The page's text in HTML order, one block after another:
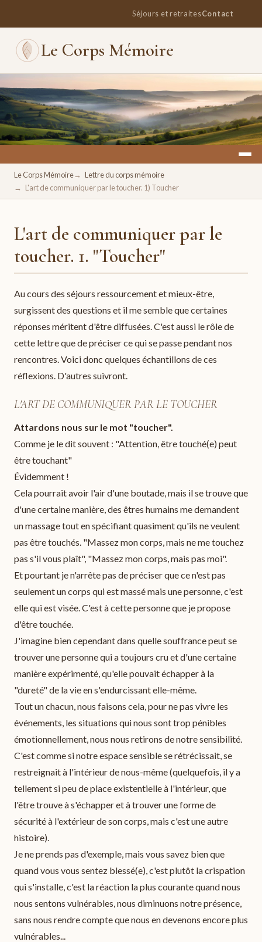
Séjours et retraitesContact
Le Corps Mémoire
Un espace pour se retrouver, se ressourcer, se réconcilier
avec soi.
Le Corps Mémoire
Lettre du corps mémoire
L'art de communiquer par le toucher. 1) Toucher
L'art de communiquer par le
toucher. 1. "Toucher"
Au cours des séjours ressourcement et mieux-être,
surgissent des questions et il me semble que certaines
réponses méritent d'être diffusées. C'est aussi le rôle de
cette lettre que de préciser ce qui se passe pendant nos
rencontres. Voici donc quelques échantillons de ces
réflexions. D'autres suivront.
L'ART DE COMMUNIQUER PAR LE TOUCHER
Attardons nous sur le mot "toucher".
Comme je le dit souvent : "Attention, être touché(e) peut
être touchant"
Évidemment !
Cela pourrait avoir l'air d'une boutade, mais il se trouve que
d'une certaine manière, des êtres humains me demandent
un massage tout en spécifiant quasiment qu'ils ne veulent
pas être touchés. "Massez mon corps, mais ne me touchez
pas s'il vous plaît", "Massez mon corps, mais pas moi".
Et pourtant je n'arrête pas de préciser que ce n'est pas
seulement un corps qui est massé mais une personne, c'est
elle qui est visée. C'est à cette personne que je propose
d'être touchée.
J'imagine bien cependant dans quelle souffrance peut se
trouver une personne qui a toujours cru et d'une certaine
manière expérimenté, qu'elle pouvait échapper à la
"dureté" de la vie en s'endurcissant elle-même.
Tout un chacun, nous faisons cela, pour ne pas vivre les
événements, les situations qui nous sont trop pénibles
émotionnellement, nous nous retirons de notre sensibilité.
C'est comme si notre espace sensible se rétrécissait, se
restreignait à l'intérieur de nous-même (quelquefois, il y a
tellement si peu de place existentielle à l'intérieur, que
l'être trouve à s'échapper et à trouver une forme de
sécurité à l'extérieur de son corps, mais c'est une autre
histoire).
Je ne prends pas d'exemple, mais vous savez bien que
quand vous vous sentez blessé(e), c'est plutôt la crispation
qui s'installe, c'est la réaction la plus courante quand nous
nous sentons vulnérables, nous diminuons notre présence,
sans nous rendre compte que nous en devenons encore plus
vulnérables...